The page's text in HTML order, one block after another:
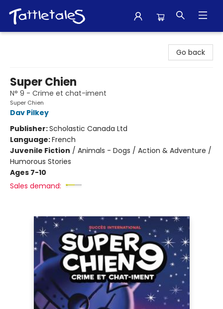
Go back
Super Chien
N° 9 - Crime et chat-iment
Super Chien
Dav Pilkey
Publisher:Scholastic Canada Ltd
Language:French
Juvenile Fiction / Animals - Dogs / Action & Adventure /
Humorous Stories
Ages 7-10
Sales demand: